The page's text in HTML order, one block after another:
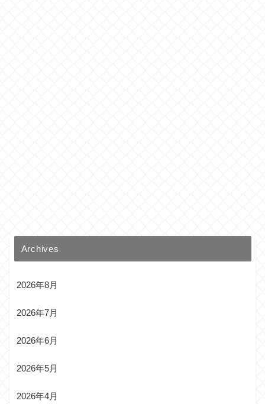
Archives
2026年8月
2026年7月
2026年6月
2026年5月
2026年4月